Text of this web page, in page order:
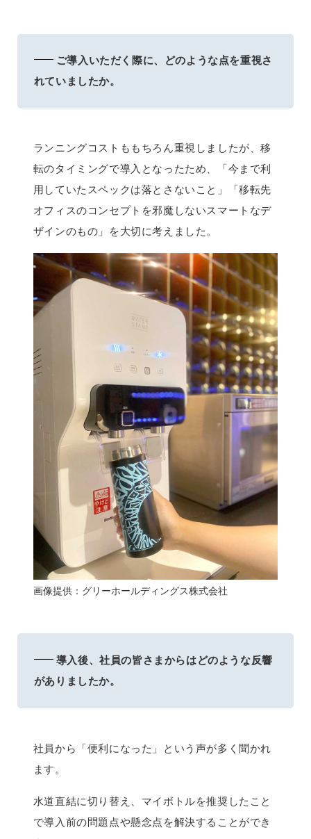
ご導入いただく際に、どのような点を重視さ
れていましたか。
ランニングコストももちろん重視しましたが、移
転のタイミングで導入となったため、「今まで利
用していたスペックは落とさないこと」「移転先
オフィスのコンセプトを邪魔しないスマートなデ
ザインのもの」を大切に考えました。
画像提供：グリーホールディングス株式会社
導入後、社員の皆さまからはどのような反響
がありましたか。
社員から「便利になった」という声が多く聞かれ
ます。
水道直結に切り替え、マイボトルを推奨したこと
で導入前の問題点や懸念点を解決することができ